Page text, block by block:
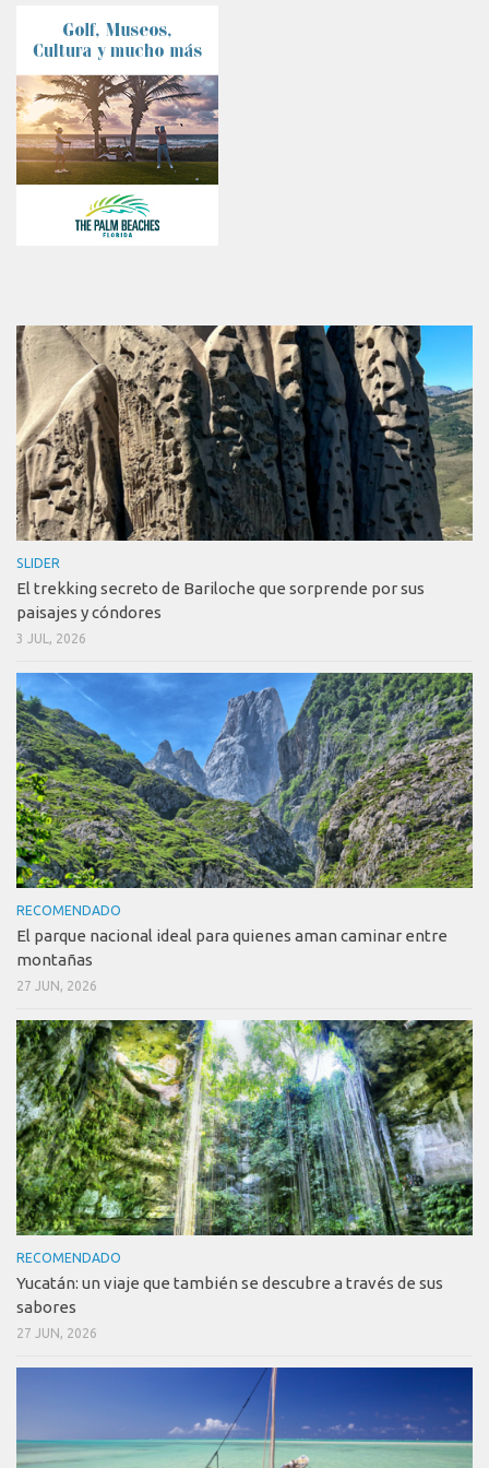
SLIDER
El trekking secreto de Bariloche que sorprende por sus
paisajes y cóndores
3 JUL, 2026
RECOMENDADO
El parque nacional ideal para quienes aman caminar entre
montañas
27 JUN, 2026
RECOMENDADO
Yucatán: un viaje que también se descubre a través de sus
sabores
27 JUN, 2026